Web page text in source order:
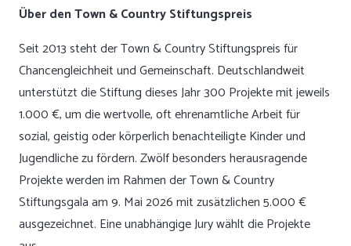
Über den Town & Country Stiftungspreis
Seit 2013 steht der Town & Country Stiftungspreis für
Chancengleichheit und Gemeinschaft. Deutschlandweit
unterstützt die Stiftung dieses Jahr 300 Projekte mit jeweils
1.000 €, um die wertvolle, oft ehrenamtliche Arbeit für
sozial, geistig oder körperlich benachteiligte Kinder und
Jugendliche zu fördern. Zwölf besonders herausragende
Projekte werden im Rahmen der Town & Country
Stiftungsgala am 9. Mai 2026 mit zusätzlichen 5.000 €
ausgezeichnet. Eine unabhängige Jury wählt die Projekte